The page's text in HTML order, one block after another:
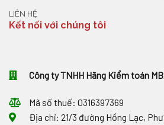
NHẬP
TẠI
CHỖ
LIÊN HỆ
Kết nối với chúng tôi
Công ty TNHH Hãng Kiểm toán
Mã số thuế: 0316397369
Địa chỉ: 21/3 đường Hồng Lạc,